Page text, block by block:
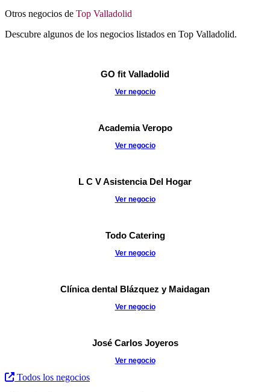
Otros negocios de Top Valladolid
Descubre algunos de los negocios listados en Top Valladolid.
GO fit Valladolid
Ver negocio
Academia Veropo
Ver negocio
L C V Asistencia Del Hogar
Ver negocio
Todo Catering
Ver negocio
Clínica dental Blázquez y Maidagan
Ver negocio
José Carlos Joyeros
Ver negocio
Todos los negocios